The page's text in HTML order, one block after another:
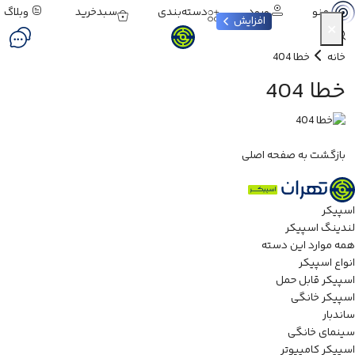
منو ورود دسته‌بندی سبدخرید وبلاگ
خانه خطا 404
خطا 404
بازگشت به صفحه اصلی
اسپیکر
لندینگ اسپیکر
همه موارد این دسته
انواع اسپیکر
اسپیکر قابل حمل
اسپیکر خانگی
ساندبار
سینمای خانگی
اسپیکر کامپیوتر
افزایش